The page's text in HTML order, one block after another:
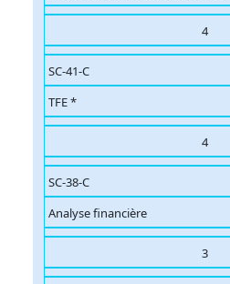
4
SC-41-C
TFE *
4
SC-38-C
Analyse financière
3